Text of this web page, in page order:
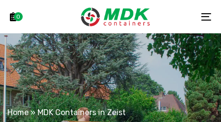
links
navigation
Skip
to
content
0
Home»MDK Containers in Zeist